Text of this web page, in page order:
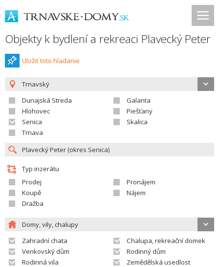
Objekty k bydlení a rekreaci Plavecký Peter
Uložiť toto hladanie
Trnavský
Dunajská Streda
Galanta
Hlohovec
Piešťany
Senica
Skalica
Trnava
Typ inzerátu
Prodej
Pronájem
Koupě
Nájem
Dražba
Domy, vily, chalupy
Zahradní chata
Chalupa, rekreační domek
Venkovský dům
Rodinný dům
Rodinná vila
Zemědělská usedlost